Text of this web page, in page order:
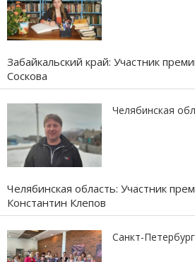
Забайкальский край: Участник
Соскова
Челябинская
Челябинская область: Участник
Константин Клепов
Санкт-Петербург